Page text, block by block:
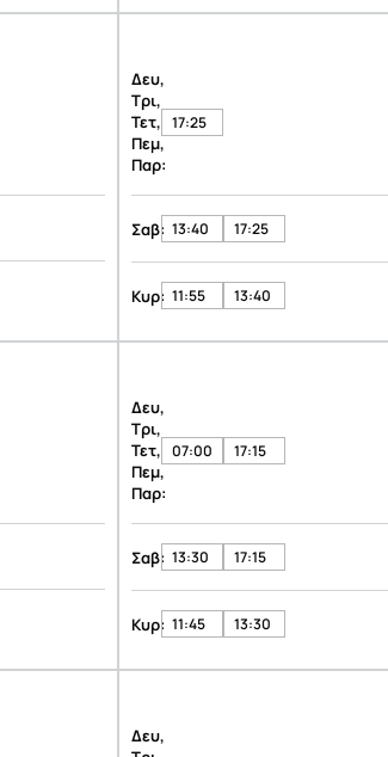
Δευ,
Τρι,
Τετ,
Πεμ,
Παρ:
17:25
Σαβ: 13:40 17:25
Κυρ: 11:55 13:40
Δευ,
Τρι,
Τετ,
Πεμ,
Παρ:
07:00 17:15
Σαβ: 13:30 17:15
Κυρ: 11:45 13:30
Δευ,